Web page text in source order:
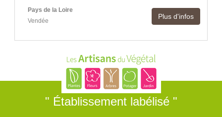
Pays de la Loire
Vendée
Plus d'infos
" Établissement labélisé "